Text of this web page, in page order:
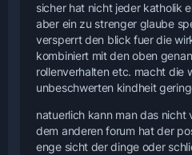
sicher hat nicht jeder katholik
aber ein zu strenger glaube
versperrt den blick fuer die
kombiniert mit den oben
rollenverhalten etc. macht die
unbeschwerten kindheit
natuerlich kann man das nicht
dem anderen forum hat der
enge sicht der dinge oder